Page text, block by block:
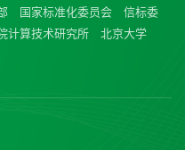
国家标准化委员会
信标委
计算技术研究所
北京大学